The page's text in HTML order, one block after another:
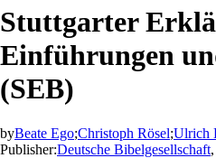
Stuttgarter
Einführungen
(SEB)
byBeate Ego;Christoph Rösel;Ulrich
Publisher:Deutsche Bibelgesellschaft